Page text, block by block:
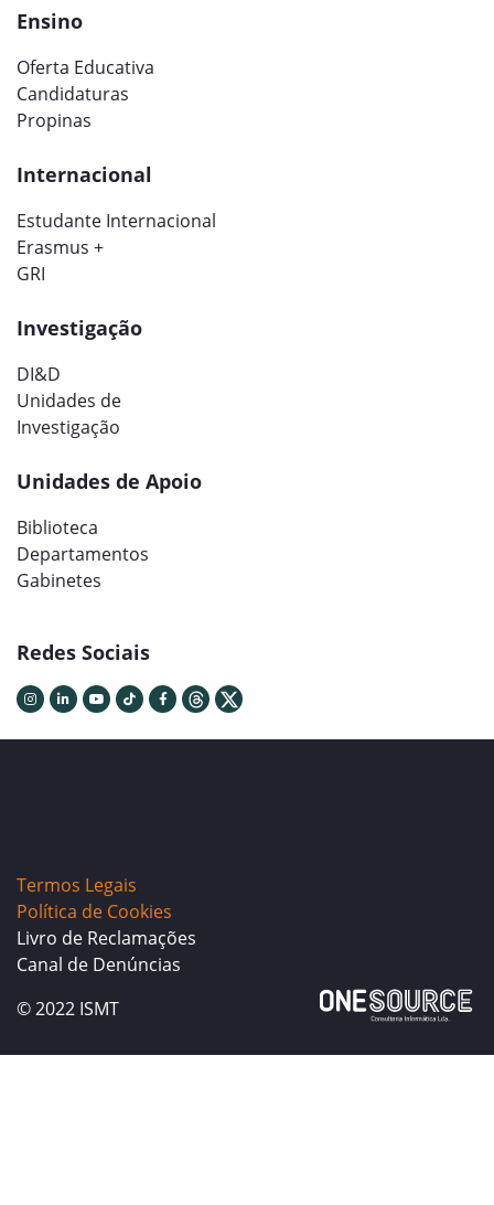
Ensino
Oferta Educativa
Candidaturas
Propinas
Internacional
Estudante Internacional
Erasmus +
GRI
Investigação
DI&D
Unidades de
Investigação
Unidades de Apoio
Biblioteca
Departamentos
Gabinetes
Redes Sociais
Termos Legais
Política de Cookies
Livro de Reclamações
Canal de Denúncias
© 2022 ISMT